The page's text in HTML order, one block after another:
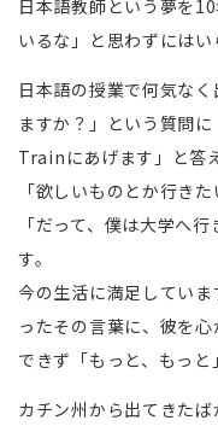
日本語教師という夢を
いるな」と思わずにはい
日本語の授業で何気な
ますか？」という質問
Trainにあげます」と答
「欲しいものとか行き
「だって、僕は大学へ
す。
今の生活に満足してい
ったその言葉に、彼を
できず「もっと、もっと
カチン州から出てきたば